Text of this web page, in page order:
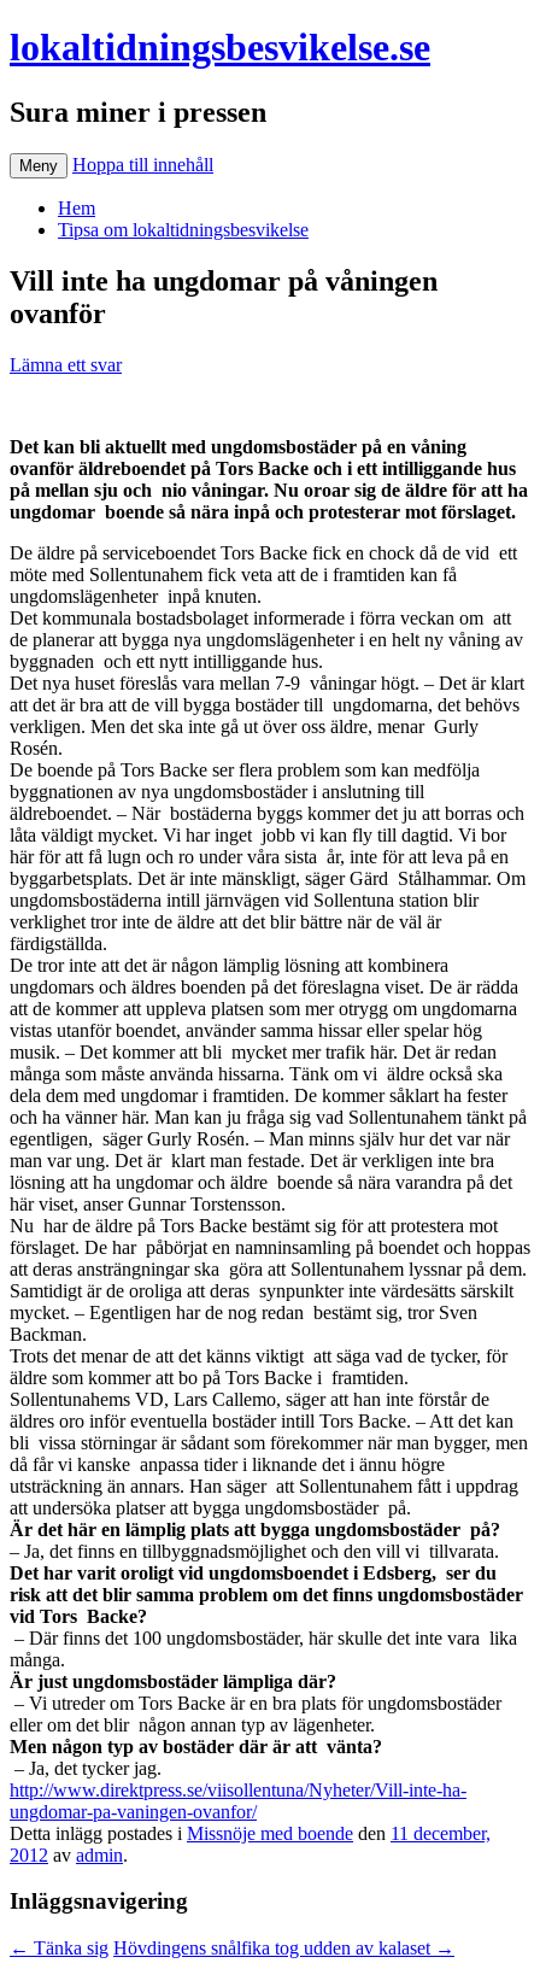
lokaltidningsbesvikelse.se
Sura miner i pressen
Meny Hoppa till innehåll
Hem
Tipsa om lokaltidningsbesvikelse
Vill inte ha ungdomar på våningen
ovanför
Lämna ett svar
Det kan bli aktuellt med ungdomsbostäder på en våning
ovanför äldreboendet på Tors Backe och i ett intilliggande hus
på mellan sju och nio våningar. Nu oroar sig de äldre för att ha
ungdomar boende så nära inpå och protesterar mot förslaget.
De äldre på serviceboendet Tors Backe fick en chock då de vid ett
möte med Sollentunahem fick veta att de i framtiden kan få
ungdomslägenheter inpå knuten.
Det kommunala bostadsbolaget informerade i förra veckan om att
de planerar att bygga nya ungdomslägenheter i en helt ny våning av
byggnaden och ett nytt intilliggande hus.
Det nya huset föreslås vara mellan 7-9 våningar högt. – Det är klart
att det är bra att de vill bygga bostäder till ungdomarna, det behövs
verkligen. Men det ska inte gå ut över oss äldre, menar Gurly
Rosén.
De boende på Tors Backe ser flera problem som kan medfölja
byggnationen av nya ungdomsbostäder i anslutning till
äldreboendet. – När bostäderna byggs kommer det ju att borras och
låta väldigt mycket. Vi har inget jobb vi kan fly till dagtid. Vi bor
här för att få lugn och ro under våra sista år, inte för att leva på en
byggarbetsplats. Det är inte mänskligt, säger Gärd Stålhammar. Om
ungdomsbostäderna intill järnvägen vid Sollentuna station blir
verklighet tror inte de äldre att det blir bättre när de väl är
färdigställda.
De tror inte att det är någon lämplig lösning att kombinera
ungdomars och äldres boenden på det föreslagna viset. De är rädda
att de kommer att uppleva platsen som mer otrygg om ungdomarna
vistas utanför boendet, använder samma hissar eller spelar hög
musik. – Det kommer att bli mycket mer trafik här. Det är redan
många som måste använda hissarna. Tänk om vi äldre också ska
dela dem med ungdomar i framtiden. De kommer såklart ha fester
och ha vänner här. Man kan ju fråga sig vad Sollentunahem tänkt på
egentligen, säger Gurly Rosén. – Man minns själv hur det var när
man var ung. Det är klart man festade. Det är verkligen inte bra
lösning att ha ungdomar och äldre boende så nära varandra på det
här viset, anser Gunnar Torstensson.
Nu har de äldre på Tors Backe bestämt sig för att protestera mot
förslaget. De har påbörjat en namninsamling på boendet och hoppas
att deras ansträngningar ska göra att Sollentunahem lyssnar på dem.
Samtidigt är de oroliga att deras synpunkter inte värdesätts särskilt
mycket. – Egentligen har de nog redan bestämt sig, tror Sven
Backman.
Trots det menar de att det känns viktigt att säga vad de tycker, för
äldre som kommer att bo på Tors Backe i framtiden.
Sollentunahems VD, Lars Callemo, säger att han inte förstår de
äldres oro inför eventuella bostäder intill Tors Backe. – Att det kan
bli vissa störningar är sådant som förekommer när man bygger, men
då får vi kanske anpassa tider i liknande det i ännu högre
utsträckning än annars. Han säger att Sollentunahem fått i uppdrag
att undersöka platser att bygga ungdomsbostäder på.
Är det här en lämplig plats att bygga ungdomsbostäder på?
– Ja, det finns en tillbyggnadsmöjlighet och den vill vi tillvarata.
Det har varit oroligt vid ungdomsboendet i Edsberg, ser du
risk att det blir samma problem om det finns ungdomsbostäder
vid Tors Backe?
– Där finns det 100 ungdomsbostäder, här skulle det inte vara lika
många.
Är just ungdomsbostäder lämpliga där?
– Vi utreder om Tors Backe är en bra plats för ungdomsbostäder
eller om det blir någon annan typ av lägenheter.
Men någon typ av bostäder där är att vänta?
– Ja, det tycker jag.
http://www.direktpress.se/viisollentuna/Nyheter/Vill-inte-ha-
ungdomar-pa-vaningen-ovanfor/
Detta inlägg postades i Missnöje med boende den 11 december,
2012 av admin.
Inläggsnavigering
← Tänka sig Hövdingens snålfika tog udden av kalaset →